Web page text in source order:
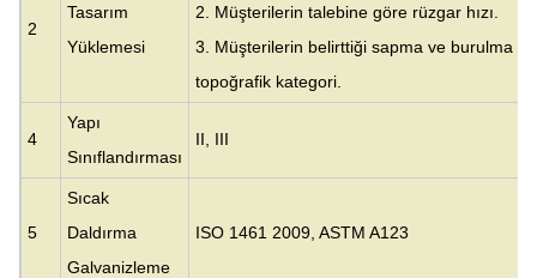
2
Tasarım
Yüklemesi
2. Müşterilerin talebine göre rüzgar hızı.
3. Müşterilerin belirttiği sapma ve burulma
topoğrafik kategori.
4
Yapı
Sınıflandırması
II, III
5
Sıcak
Daldırma
Galvanizleme
ISO 1461 2009, ASTM A123